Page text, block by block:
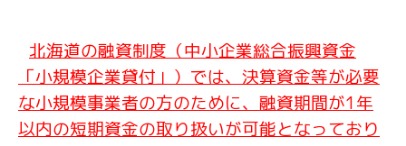
北海道の融資制度（中小企業総合振興資金
「小規模企業貸付」）では、決算資金等が必要
な小規模事業者の方のために、融資期間が1年
以内の短期資金の取り扱いが可能となっており